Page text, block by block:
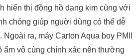
hiển thị đồng hồ dạng kim cùng với
chóng giúp nguời dùng có thể dễ
ra, máy Carton Aqua boy PMII
ẩm vô cùng chính xác nên thường